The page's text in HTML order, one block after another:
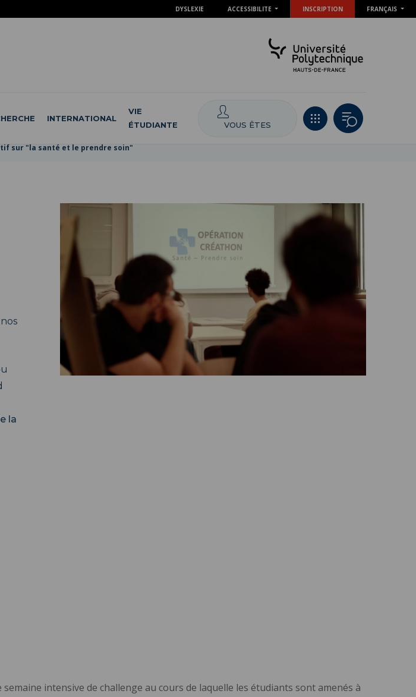
DYSLEXIE ACCESSIBILITE INSCRIPTION FRANÇAIS
INTERNATIONAL
VIE
ÉTUDIANTE
VOUS ÊTES
sur "la santé et le prendre soin"
la
intensive de challenge au cours de laquelle les étudiants sont amenés à